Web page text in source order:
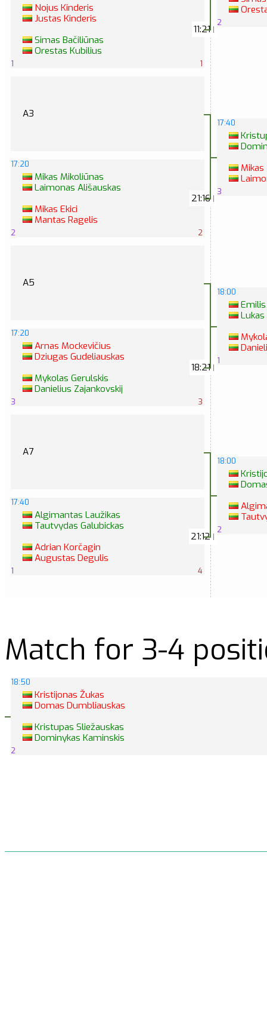
Nojus Kinderis
Justas Kinderis
11:21 |
Simas Bačiliūnas
Orestas Kubilius
1 1
A3
17:20
Mikas Mikoliūnas
Laimonas Ališauskas
21:16 |
Mikas Ekici
Mantas Ragelis
2 2
A5
17:20
Arnas Mockevičius
Dziugas Gudeliauskas
18:21 |
Mykolas Gerulskis
Danielius Zajankovskij
3 3
A7
17:40
Algimantas Laužikas
Tautvydas Galubickas
21:12 |
Adrian Korčagin
Augustas Degulis
1 4
2
17:40
3
18:00
1
18:00
2
Match for 3-4
18:50
Kristijonas Žukas
Domas Dumbliauskas
Kristupas Sliežauskas
Dominykas Kaminskis
2